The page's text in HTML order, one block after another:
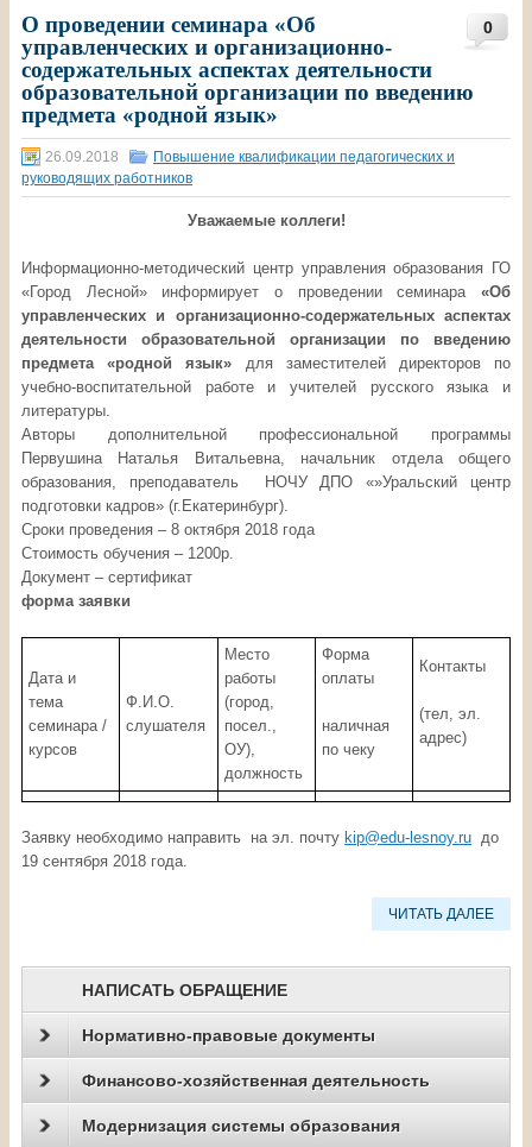
0
О проведении семинара «Об
управленческих и организационно-
содержательных аспектах деятельности
образовательной организации по введению
предмета «родной язык»
26.09.2018
Повышение квалификации педагогических и
руководящих работников
Уважаемые коллеги!
Информационно-методический центр управления образования ГО
«Город Лесной» информирует о проведении семинара «Об
управленческих и организационно-содержательных аспектах
деятельности образовательной организации по введению
предмета «родной язык» для заместителей директоров по
учебно-воспитательной работе и учителей русского языка и
литературы.
Авторы дополнительной профессиональной программы
Первушина Наталья Витальевна, начальник отдела общего
образования, преподаватель НОЧУ ДПО «»Уральский центр
подготовки кадров» (г.Екатеринбург).
Сроки проведения – 8 октября 2018 года
Стоимость обучения – 1200р.
Документ – сертификат
форма заявки
Дата и
тема
семинара /
курсов
Ф.И.О.
слушателя
Место
работы
(город,
посел.,
ОУ),
должность
Форма
оплаты
наличная
по чеку
Контакты
(тел, эл.
адрес)
Заявку необходимо направить на эл. почту kip@edu-lesnoy.ru до
19 сентября 2018 года.
ЧИТАТЬ ДАЛЕЕ
НАПИСАТЬ ОБРАЩЕНИЕ
Нормативно-правовые документы
Финансово-хозяйственная деятельность
Модернизация системы образования